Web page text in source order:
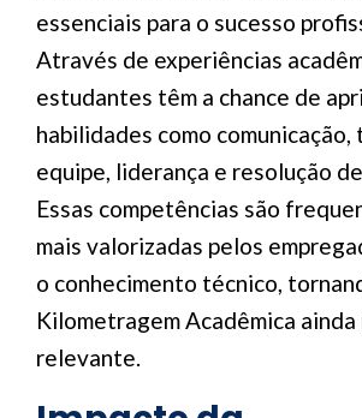
essenciais para o sucesso
Através de experiências
estudantes têm a chance de
habilidades como comunicação,
equipe, liderança e resolução
Essas competências são
mais valorizadas pelos
o conhecimento técnico,
Kilometragem Acadêmica ainda
relevante.